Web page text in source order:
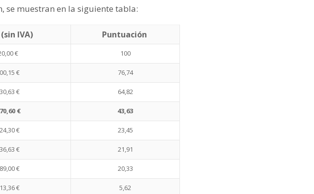
se muestran en la siguiente tabla:
IVA)
Puntuación
€ 100
€ 76,74
€ 64,82
€ 43,63
€ 23,45
€ 21,91
€ 20,33
€ 5,62